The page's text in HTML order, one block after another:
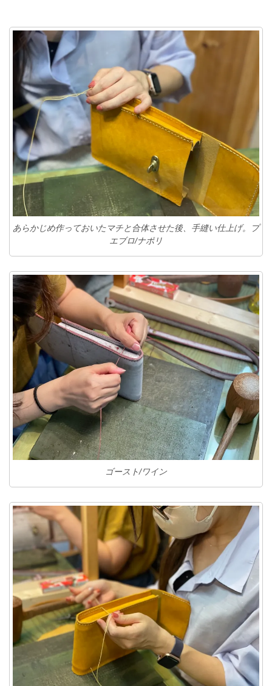
あらかじめ作っておいたマチと合体させた後、手縫い仕上げ。プ
エブロ/ナポリ
ゴースト/ワイン